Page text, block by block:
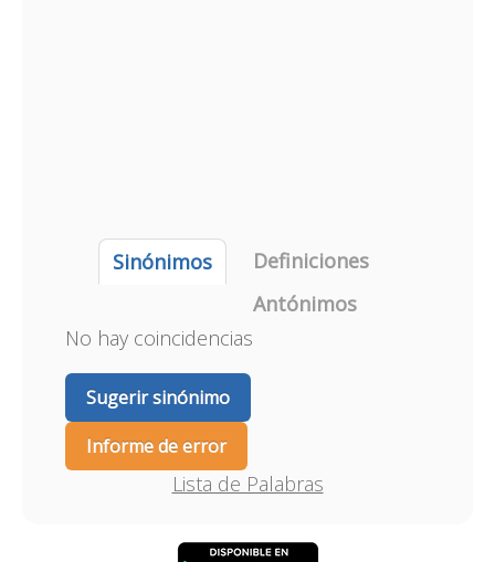
Sinónimos
Definiciones
Antónimos
No hay coincidencias
Sugerir sinónimo
Informe de error
Lista de Palabras